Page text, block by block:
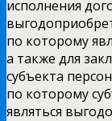
исполнения
по которому
а также для
субъекта
по которому
являться